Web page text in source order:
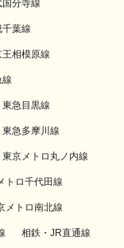
国分寺線
千葉線
王相模原線
線
東急目黒線
東急多摩川線
東京メトロ丸ノ内線
トロ千代田線
メトロ南北線
相鉄・JR直通線